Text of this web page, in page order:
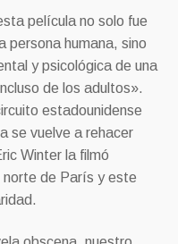
película no solo fue
persona humana, sino
y psicológica de una
de los adultos».
estadounidense
se vuelve a rehacer
Winter la filmó
norte de París y este